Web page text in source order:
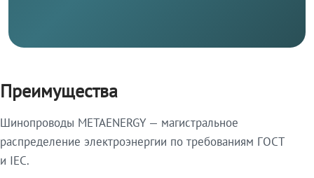
Преимущества
Шинопроводы METAENERGY — магистральное
распределение электроэнергии по требованиям ГОСТ
и IEC.